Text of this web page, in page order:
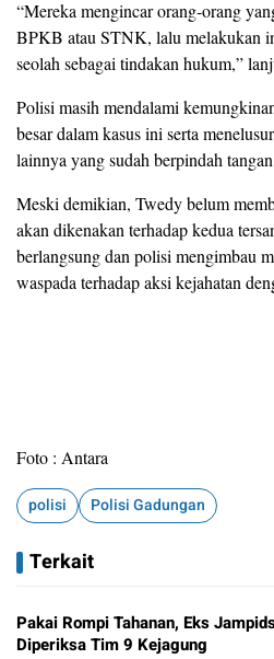
“Mereka mengincar orang-orang
BPKB atau STNK, lalu melakukan
seolah sebagai tindakan hukum,”
Polisi masih mendalami
besar dalam kasus ini serta
lainnya yang sudah berpindah
Meski demikian, Twedy belum
akan dikenakan terhadap kedua
berlangsung dan polisi mengimbau
waspada terhadap aksi kejahatan
Foto : Antara
polisi Polisi Gadungan
Terkait
Pakai Rompi Tahanan, Eks
Diperiksa Tim 9 Kejagung